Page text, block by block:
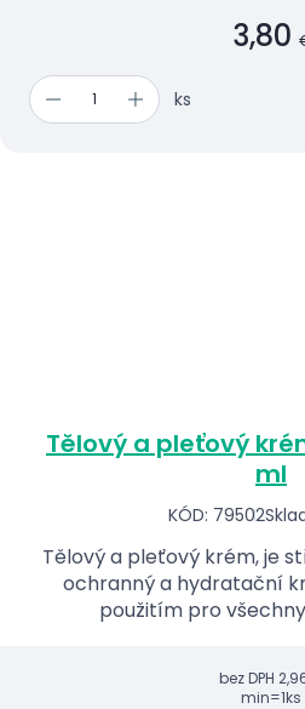
3,80
ks
Tělový a pleťový
ml
KÓD: 79502
Tělový a pleťový krém, je
ochranný a hydratační
použitím pro
bez DPH
min=1ks